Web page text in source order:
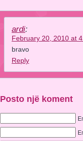
ardi:
February 20, 2010 at
bravo
Reply
Posto një koment